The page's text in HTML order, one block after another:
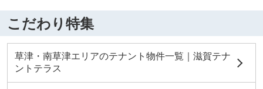
こだわり特集
草津・南草津エリアのテナント物件一覧｜滋賀テナ
ントテラス